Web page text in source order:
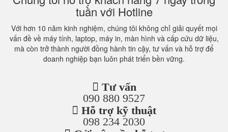
tuần với Hotline
Với hơn 10 năm kinh nghiệm, chúng tôi không chỉ giải quyết mọi
vấn đề về máy tính, laptop, máy in, màn hình và cấp cứu dữ liệu,
mà còn trở thành người đồng hành tin cậy, tư vấn và hỗ trợ để
doanh nghiệp bạn luôn phát triển bền vững.
Tư vấn
090 880 9527
Hỗ trợ kỹ thuật
098 234 2030